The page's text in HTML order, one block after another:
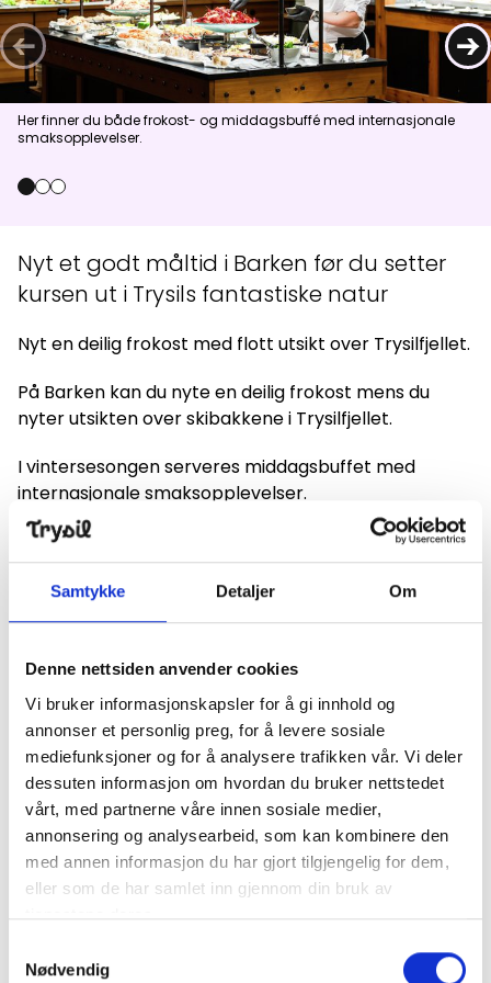
Samtykke Detaljer Om
Denne nettsiden anvender cookies
Vi bruker informasjonskapsler for å gi innhold og
annonser et personlig preg, for å levere sosiale
mediefunksjoner og for å analysere trafikken vår. Vi deler
dessuten informasjon om hvordan du bruker nettstedet
vårt, med partnerne våre innen sosiale medier,
annonsering og analysearbeid, som kan kombinere den
med annen informasjon du har gjort tilgjengelig for dem,
eller som de har samlet inn gjennom din bruk av
tjenestene deres.
Nødvendig
Aktuelt
Topp:6,0m/s
11°C
Dal:3,0m/s
Åpne heiser
NRK
← →
Her finner du både frokost- og middagsbuffé med internasjonale
smaksopplevelser.
0 1 2
Nyt et godt måltid i Barken før du setter
kursen ut i Trysils fantastiske natur
Nyt en deilig frokost med flott utsikt over Trysilfjellet.
På Barken kan du nyte en deilig frokost mens du
nyter utsikten over skibakkene i Trysilfjellet.
I vintersesongen serveres middagsbuffet med
internasjonale smaksopplevelser.
+
−
Leaflet